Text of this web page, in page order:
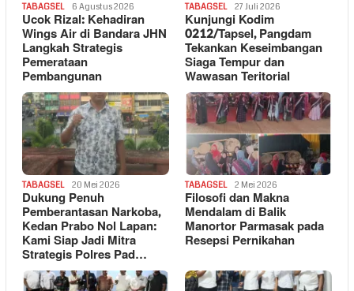
TABAGSEL 6 Agustus 2026
Ucok Rizal: Kehadiran
Wings Air di Bandara JHN
Langkah Strategis
Pemerataan
Pembangunan
TABAGSEL 27 Juli 2026
Kunjungi Kodim
0212/Tapsel, Pangdam
Tekankan Keseimbangan
Siaga Tempur dan
Wawasan Teritorial
TABAGSEL 20 Mei 2026
Dukung Penuh
Pemberantasan Narkoba,
Kedan Prabo Nol Lapan:
Kami Siap Jadi Mitra
Strategis Polres Pad…
TABAGSEL 2 Mei 2026
Filosofi dan Makna
Mendalam di Balik
Manortor Parmasak pada
Resepsi Pernikahan